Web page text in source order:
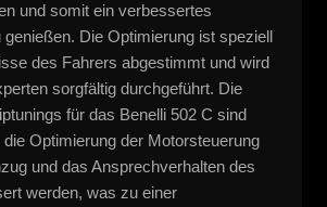
und somit ein verbessertes
genießen. Die Optimierung ist speziell
des Fahrers abgestimmt und wird
sorgfältig durchgeführt. Die
für das Benelli 502 C sind
Optimierung der Motorsteuerung
und das Ansprechverhalten des
werden, was zu einer